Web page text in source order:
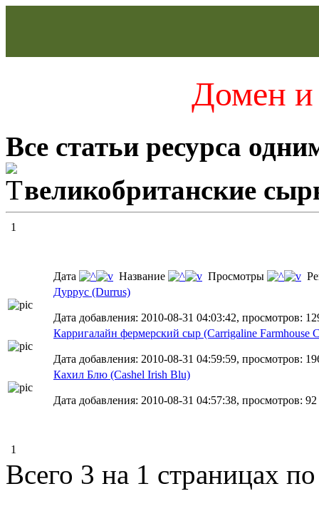
Домен и
Все статьи ресурса
великобританские
1
Дата Название Просмотры
Дуррус (Durrus)
Дата добавления: 2010-08-31 04:03:42, просмотров:
Карригалайн фермерский сыр (Carrigaline Farmhouse
Дата добавления: 2010-08-31 04:59:59, просмотров:
Кахил Блю (Cashel Irish Blu)
Дата добавления: 2010-08-31 04:57:38, просмотров: 92
1
Всего 3 на 1 страницах